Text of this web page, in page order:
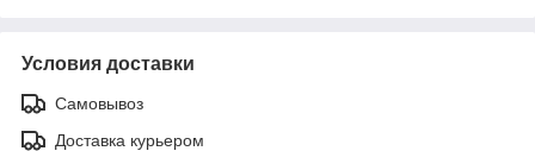
Условия доставки
Самовывоз
Доставка курьером